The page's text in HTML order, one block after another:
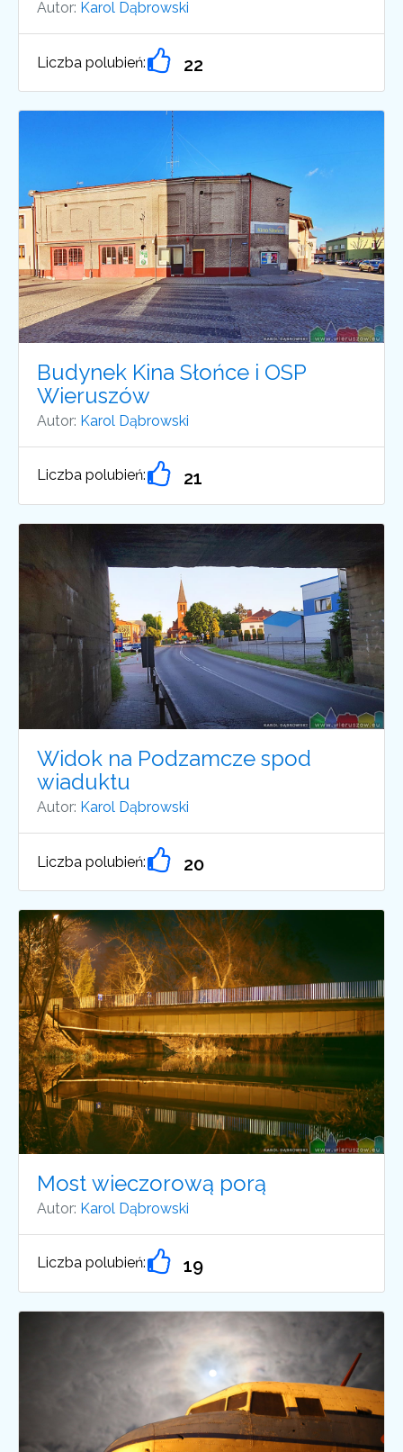
Autor: Karol Dąbrowski
Liczba polubień: 22
Budynek Kina Słońce i OSP
Wieruszów
Autor: Karol Dąbrowski
Liczba polubień: 21
Widok na Podzamcze spod
wiaduktu
Autor: Karol Dąbrowski
Liczba polubień: 20
Most wieczorową porą
Autor: Karol Dąbrowski
Liczba polubień: 19